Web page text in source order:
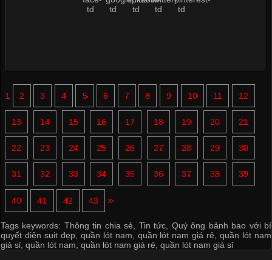
1 2 3 4 5 6 7 8 9 10 11 12
13 14 15 16 17 18 19 20 21
22 23 24 25 26 27 28 29 30
31 32 33 34 35 36 37 38 39
40 41 42 43 »
Tags keywords: Thông tin chia sẻ, Tin tức, Quý ông bảnh bao với bí
quyết diện suit đẹp, quần lót nam, quần lót nam giá rẻ,quần lót nam
giá sỉ, quần lót nam, quần lót nam giá rẻ, quần lót nam giá sỉ